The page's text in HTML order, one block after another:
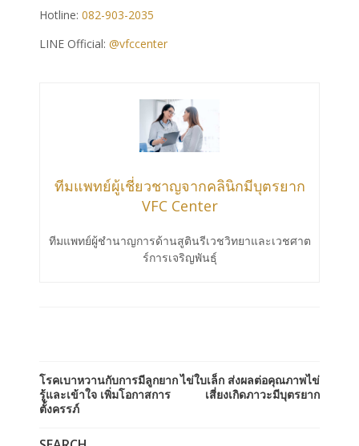
Hotline: 082-903-2035
LINE Official: @vfccenter
ทีมแพทย์ผู้เชี่ยวชาญจากคลินิกมีบุตรยาก
VFC Center
ทีมแพทย์ผู้ชำนาญการด้านสูตินรีเวชวิทยาและเวชศาต
ร์การเจริญพันธ์ุ
โรคเบาหวานกับการมีลูกยาก
รู้และเข้าใจ เพิ่มโอกาสการ
ตั้งครรภ์
ไข่ใบเล็ก ส่งผลต่อคุณภาพไข่
เสี่ยงเกิดภาวะมีบุตรยาก